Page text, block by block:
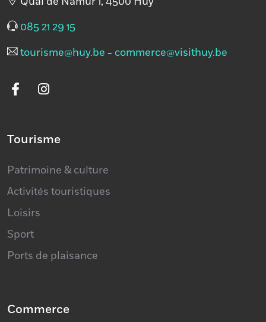
085 21 29 15
tourisme@huy.be - commerce@visithuy.be
Tourisme
Patrimoine & culture
Activités touristiques
Loisirs
Sport
Ports de plaisance
Commerce